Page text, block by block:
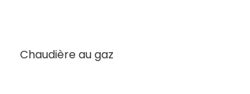
Chaudière augaz